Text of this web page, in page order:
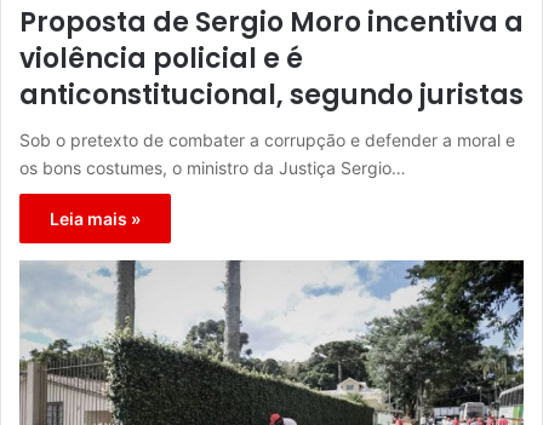
Proposta de Sergio Moro incentiva a
violência policial e é
anticonstitucional, segundo juristas
Sob o pretexto de combater a corrupção e defender a moral e
os bons costumes, o ministro da Justiça Sergio…
Leia mais »